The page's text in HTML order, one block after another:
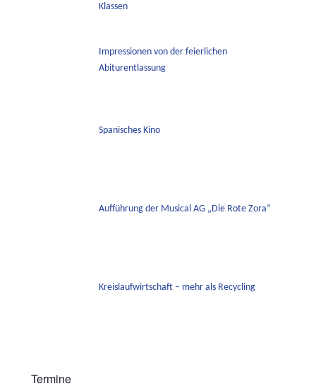
Klassen
Impressionen von der feierlichen
Abiturentlassung
Spanisches Kino
Aufführung der Musical AG „Die Rote Zora“
Kreislaufwirtschaft – mehr als Recycling
Termine